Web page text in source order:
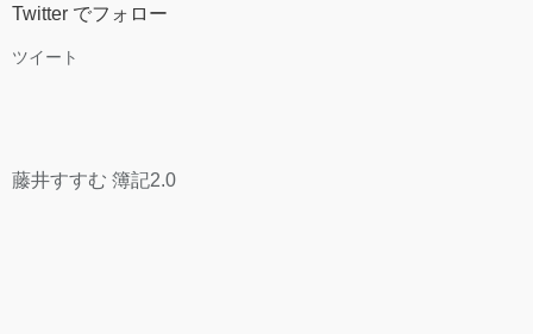
Twitter でフォロー
ツイート
藤井すすむ 簿記2.0